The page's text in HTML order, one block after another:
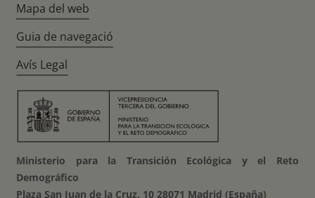
Mapa del web
Guia de navegació
Avís Legal
Ministerio para la Transición Ecológica y el Reto
Demográfico
Plaza San Juan de la Cruz, 10 28071 Madrid (España)